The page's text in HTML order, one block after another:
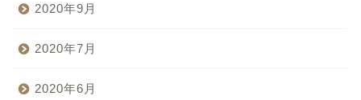
2020年9月
2020年7月
2020年6月